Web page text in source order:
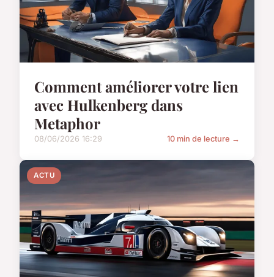
Comment améliorer votre lien
avec Hulkenberg dans
Metaphor
08/06/2026 16:29 10 min de lecture →
ACTU